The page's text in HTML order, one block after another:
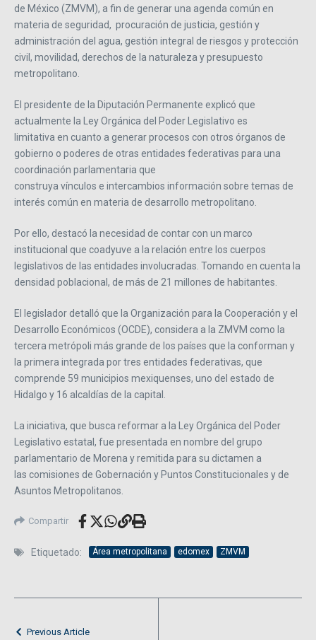
de México (ZMVM), a fin de generar una agenda común en
materia de seguridad, procuración de justicia, gestión y
administración del agua, gestión integral de riesgos y protección
civil, movilidad, derechos de la naturaleza y presupuesto
metropolitano.
El presidente de la Diputación Permanente explicó que
actualmente la Ley Orgánica del Poder Legislativo es
limitativa en cuanto a generar procesos con otros órganos de
gobierno o poderes de otras entidades federativas para una
coordinación parlamentaria que
construya vínculos e intercambios información sobre temas de
interés común en materia de desarrollo metropolitano.
Por ello, destacó la necesidad de contar con un marco
institucional que coadyuve a la relación entre los cuerpos
legislativos de las entidades involucradas. Tomando en cuenta la
densidad poblacional, de más de 21 millones de habitantes.
El legislador detalló que la Organización para la Cooperación y el
Desarrollo Económicos (OCDE), considera a la ZMVM como la
tercera metrópoli más grande de los países que la conforman y
la primera integrada por tres entidades federativas, que
comprende 59 municipios mexiquenses, uno del estado de
Hidalgo y 16 alcaldías de la capital.
La iniciativa, que busca reformar a la Ley Orgánica del Poder
Legislativo estatal, fue presentada en nombre del grupo
parlamentario de Morena y remitida para su dictamen a
las comisiones de Gobernación y Puntos Constitucionales y de
Asuntos Metropolitanos.
Compartir
Etiquetado: Área metropolitana edomex ZMVM
Previous Article